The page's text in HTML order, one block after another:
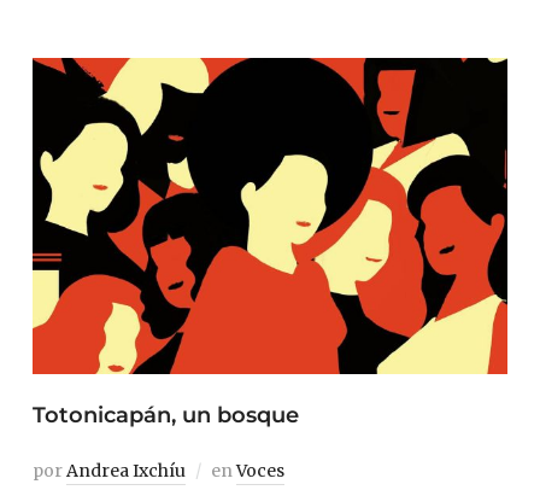
Totonicapán, un bosque
porAndrea Ixchíu enVoces